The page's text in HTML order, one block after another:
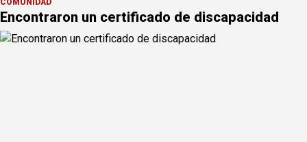
COMUNIDAD
Encontraron un certificado de discapacidad